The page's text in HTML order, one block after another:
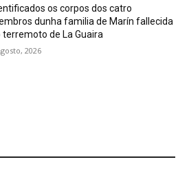
os corpos dos catro
dunha familia de Marín fallecida
terremoto de La Guaira
2026